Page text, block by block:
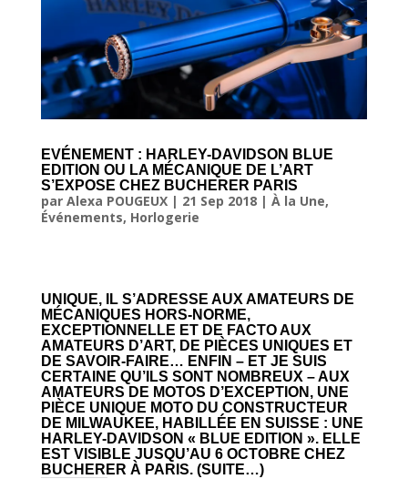
EVÉNEMENT : HARLEY-DAVIDSON BLUE
EDITION OU LA MÉCANIQUE DE L’ART
S’EXPOSE CHEZ BUCHERER PARIS
par Alexa POUGEUX| 21 Sep 2018| À la Une,
Événements, Horlogerie
UNIQUE, IL S’ADRESSE AUX AMATEURS DE
MÉCANIQUES HORS-NORME,
EXCEPTIONNELLE ET DE FACTO AUX
AMATEURS D’ART, DE PIÈCES UNIQUES ET
DE SAVOIR-FAIRE… ENFIN – ET JE SUIS
CERTAINE QU’ILS SONT NOMBREUX – AUX
AMATEURS DE MOTOS D’EXCEPTION, UNE
PIÈCE UNIQUE MOTO DU CONSTRUCTEUR
DE MILWAUKEE, HABILLÉE EN SUISSE : UNE
HARLEY-DAVIDSON « BLUE EDITION ». ELLE
EST VISIBLE JUSQU’AU 6 OCTOBRE CHEZ
BUCHERER À PARIS. (SUITE…)